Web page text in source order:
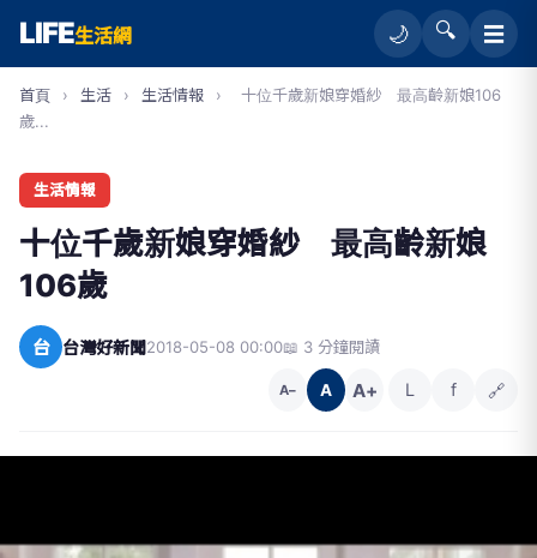
LIFE生活網 🌙 🔍 ☰
首頁 › 生活 › 生活情報 ›
十位千歲新娘穿婚紗 最高齡新娘106
歲...
生活情報
十位千歲新娘穿婚紗 最高齡新娘
106歲
台 台灣好新聞2018-05-08 00:00📖 3 分鐘閱讀
A− A A+ L f 🔗